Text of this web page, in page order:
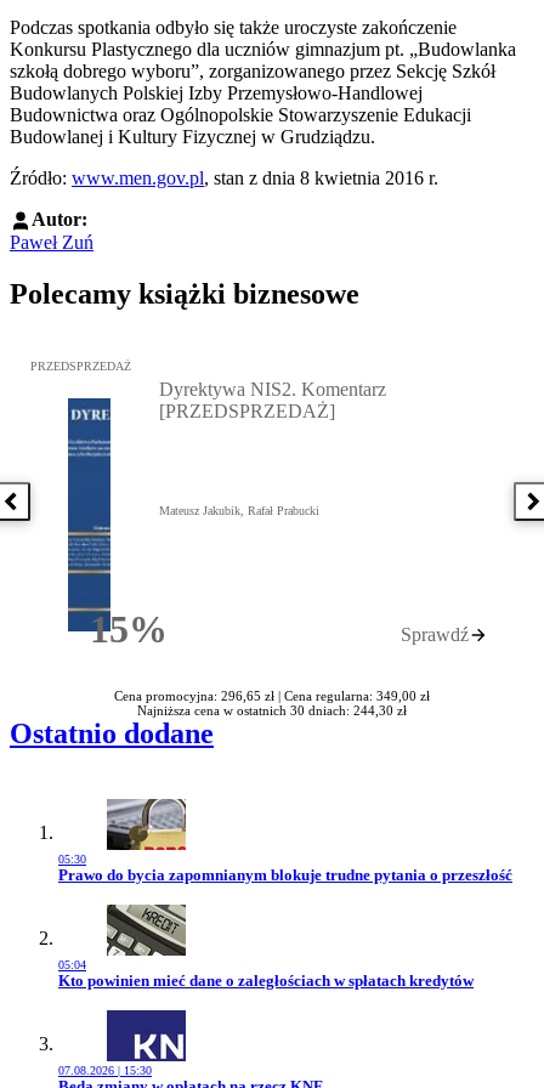
Podczas spotkania odbyło się także uroczyste zakończenie
Konkursu Plastycznego dla uczniów gimnazjum pt. „Budowlanka
szkołą dobrego wyboru”, zorganizowanego przez Sekcję Szkół
Budowlanych Polskiej Izby Przemysłowo-Handlowej
Budownictwa oraz Ogólnopolskie Stowarzyszenie Edukacji
Budowlanej i Kultury Fizycznej w Grudziądzu.
Źródło: www.men.gov.pl, stan z dnia 8 kwietnia 2016 r.
Autor:
Paweł Zuń
Polecamy książki biznesowe
Poprzednia książka
Przejdź do: Dyrektywa NIS2. Komentarz [PRZEDSPRZEDAŻ],
PRZEDSPRZEDAŻ
15%Rabatu
Dyrektywa NIS2. Komentarz
[PRZEDSPRZEDAŻ]
Mateusz Jakubik, Rafał Prabucki
Sprawdź
Cena promocyjna: 296,65 zł | Cena regularna: 349,00 zł
Najniższa cena w ostatnich 30 dniach: 244,30 zł
Ostatnio dodane
05:30
Przejdź do artykułu:
Prawo do bycia zapomnianym blokuje trudne pytania o przeszłość
05:04
Przejdź do artykułu:
Kto powinien mieć dane o zaległościach w spłatach kredytów
07.08.2026 | 15:30